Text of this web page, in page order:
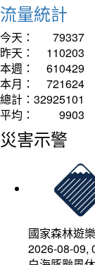
流量統計
今天：
79337
昨天：
110203
本週：
610429
本月：
721624
總計： 32925101
平均：
9903
災害示警
國家森林遊
2026-08-09,